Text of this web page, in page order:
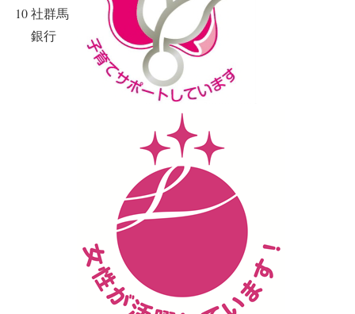
10社群馬
銀行